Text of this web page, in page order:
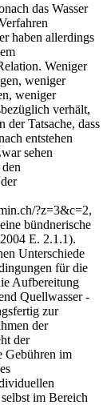
das Wasser
haben allerdings
Weniger
weniger
weniger
verhält,
der Tatsache, dass
entstehen
sehen
?z=3&c=2,
bündnerische
E. 2.1.1).
Unterschiede
für die
Aufbereitung
Quellwasser -
zur
der
der
Gebühren im
im Bereich